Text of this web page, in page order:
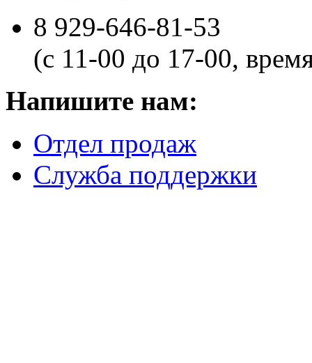
8 929-646-81-53
(с 11-00 до 17-00,
Напишите нам:
Отдел продаж
Служба поддержки